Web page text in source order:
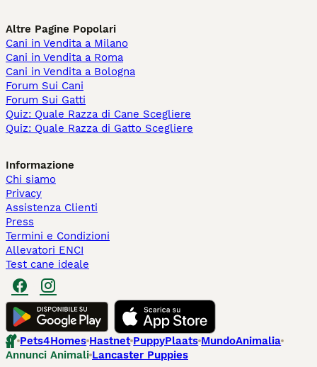
Altre Pagine Popolari
Cani in Vendita a Milano
Cani in Vendita a Roma
Cani in Vendita a Bologna
Forum Sui Cani
Forum Sui Gatti
Quiz: Quale Razza di Cane Scegliere
Quiz: Quale Razza di Gatto Scegliere
Informazione
Chi siamo
Privacy
Assistenza Clienti
Press
Termini e Condizioni
Allevatori ENCI
Test cane ideale
Pets4Homes Hastnet PuppyPlaats MundoAnimalia
Annunci Animali Lancaster Puppies